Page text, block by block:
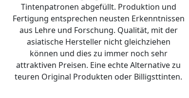
Tintenpatronen abgefüllt. Produktion und
Fertigung entsprechen neusten Erkenntnissen
aus Lehre und Forschung. Qualität, mit der
asiatische Hersteller nicht gleichziehen
können und dies zu immer noch sehr
attraktiven Preisen. Eine echte Alternative zu
teuren Original Produkten oder Billigsttinten.